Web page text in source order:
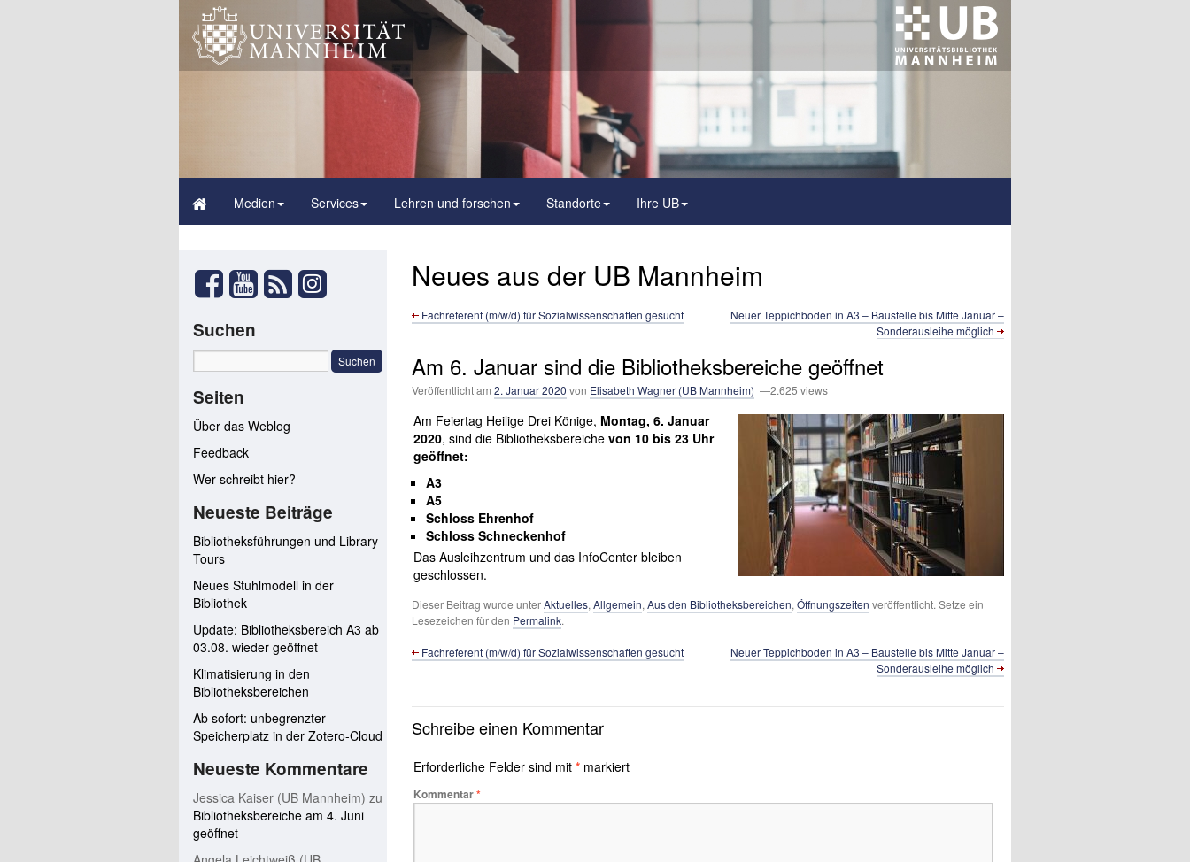
Medien Services Lehren und forschen Standorte Ihre UB
Neues aus der UB Mannheim
Fachreferent (m/w/d) für Sozialwissenschaften gesucht
Neuer Teppichboden in A3 – Baustelle bis Mitte Januar –
Sonderausleihe möglich
Am 6. Januar sind die Bibliotheksbereiche geöffnet
Veröffentlicht am 2. Januar 2020 von Elisabeth Wagner (UB Mannheim) —2.625 views
Am Feiertag Heilige Drei Könige, Montag, 6. Januar
2020, sind die Bibliotheksbereichevon 10 bis 23 Uhr
geöffnet:
A3
A5
Schloss Ehrenhof
Schloss Schneckenhof
Das Ausleihzentrum und das InfoCenter bleiben
geschlossen.
Dieser Beitrag wurde unterAktuelles,Allgemein,Aus den Bibliotheksbereichen,Öffnungszeiten veröffentlicht. Setze ein
Lesezeichen für den Permalink.
Fachreferent (m/w/d) für Sozialwissenschaften gesucht
Neuer Teppichboden in A3 – Baustelle bis Mitte Januar –
Sonderausleihe möglich
Schreibe einen Kommentar
Erforderliche Felder sind mit* markiert
Kommentar*
Suchen
Seiten
Über das Weblog
Feedback
Wer schreibt hier?
Neueste Beiträge
Bibliotheksführungen und Library
Tours
Neues Stuhlmodell in der
Bibliothek
Update: Bibliotheksbereich A3 ab
03.08. wieder geöffnet
Klimatisierung in den
Bibliotheksbereichen
Ab sofort: unbegrenzter
Speicherplatz in der Zotero-Cloud
Neueste Kommentare
Jessica Kaiser (UB Mannheim) zu
Bibliotheksbereiche am 4. Juni
geöffnet